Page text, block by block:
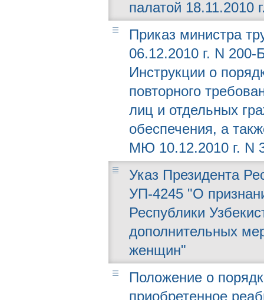
палатой 18.11.2010
Приказ министра
06.12.2010 г. N
Инструкции о
повторного
лиц и отдельных
обеспечения, а
МЮ 10.12.2010 г. N
Указ Президента
УП-4245 "О
Республики
дополнительных
женщин"
Положение о
приобретенное